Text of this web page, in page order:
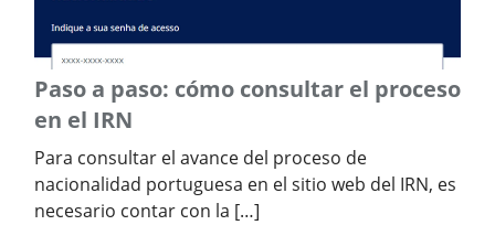
Paso a paso: cómo consultar el proceso
en el IRN
Para consultar el avance del proceso de
nacionalidad portuguesa en el sitio web del IRN, es
necesario contar con la […]